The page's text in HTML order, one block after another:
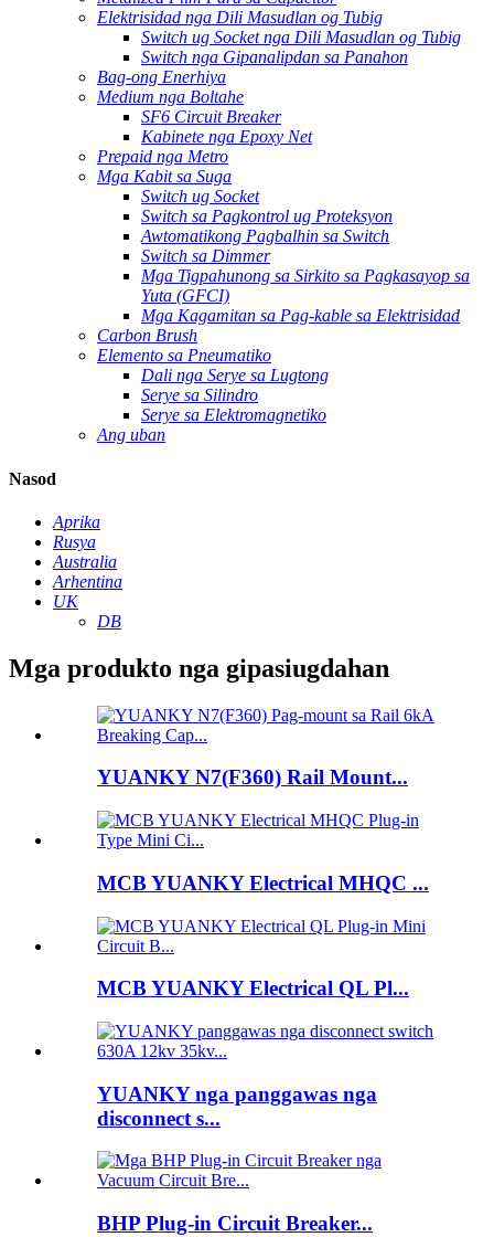
Elektrisidad nga Dili Masudlan og Tubig
Switch ug Socket nga Dili Masudlan og Tubig
Switch nga Gipanalipdan sa Panahon
Bag-ong Enerhiya
Medium nga Boltahe
SF6 Circuit Breaker
Kabinete nga Epoxy Net
Prepaid nga Metro
Mga Kabit sa Suga
Switch ug Socket
Switch sa Pagkontrol ug Proteksyon
Awtomatikong Pagbalhin sa Switch
Switch sa Dimmer
Mga Tigpahunong sa Sirkito sa Pagkasayop sa
Yuta (GFCI)
Mga Kagamitan sa Pag-kable sa Elektrisidad
Carbon Brush
Elemento sa Pneumatiko
Dali nga Serye sa Lugtong
Serye sa Silindro
Serye sa Elektromagnetiko
Ang uban
Nasod
Aprika
Rusya
Australia
Arhentina
UK
DB
Mga produkto nga gipasiugdahan
YUANKY N7(F360) Rail Mount...
MCB YUANKY Electrical MHQC ...
MCB YUANKY Electrical QL Pl...
YUANKY nga panggawas nga
disconnect s...
BHP Plug-in Circuit Breaker...